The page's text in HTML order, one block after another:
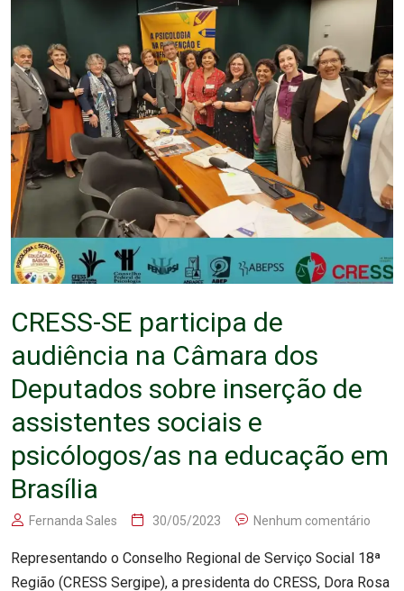
CRESS-SE participa de
audiência na Câmara dos
Deputados sobre inserção de
assistentes sociais e
psicólogos/as na educação em
Brasília
Fernanda Sales 30/05/2023 Nenhum comentário
Representando o Conselho Regional de Serviço Social 18ª
Região (CRESS Sergipe), a presidenta do CRESS, Dora Rosa